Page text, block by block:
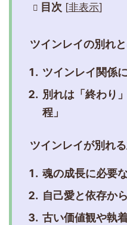
目次 [非表示]
ツインレイの別れ
ツインレイ関係
別れは「終わり
程」
ツインレイが別れ
魂の成長に必要
自己愛と依存か
古い価値観や執